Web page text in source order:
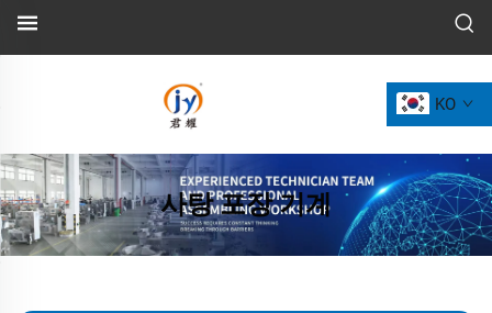
KO
사탕 포장 기계